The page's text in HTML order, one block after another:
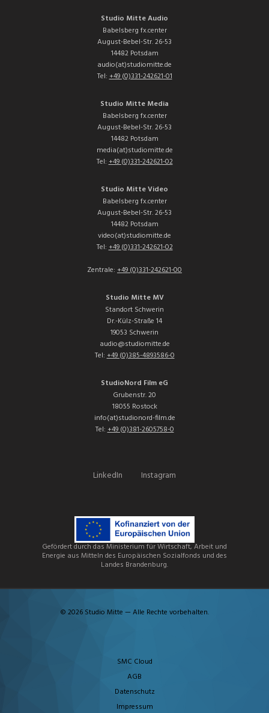
Studio Mitte Audio
Babelsberg fx.center
August-Bebel-Str. 26-53
14482 Potsdam
audio(at)studiomitte.de
Tel:+49 (0)331-242621-01
Studio Mitte Media
Babelsberg fx.center
August-Bebel-Str. 26-53
14482 Potsdam
media(at)studiomitte.de
Tel:+49 (0)331-242621-02
Studio Mitte Video
Babelsberg fx.center
August-Bebel-Str. 26-53
14482 Potsdam
video(at)studiomitte.de
Tel:+49 (0)331-242621-02
Zentrale: +49 (0)331-242621-00
Studio Mitte MV
Standort Schwerin
Dr.-Külz-Straße 14
19053 Schwerin
audio@studiomitte.de
Tel:+49 (0)385-4893586-0
StudioNord Film eG
Grubenstr. 20
18055 Rostock
info(at)studionord-film.de
Tel:+49 (0)381-2605758-0
LinkedIn Instagram
Gefördert durch das Ministerium für Wirtschaft, Arbeit und
Energie aus Mitteln des Europäischen Sozialfonds und des
Landes Brandenburg.
© 2026 Studio Mitte — Alle Rechte vorbehalten.
SMC Cloud
AGB
Datenschutz
Impressum